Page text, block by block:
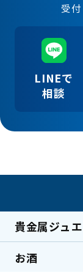
受
LINEで
相談
貴金属ジュ
貴金属ジュエリ
お酒